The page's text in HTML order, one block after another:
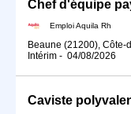
Chef d'équipe
Emploi Aquila Rh
Beaune (21200), Côte-
Intérim - 04/08/2026
Caviste